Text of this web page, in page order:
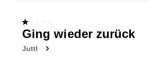
1 z 5 hvězdiček.
Ging wieder zurück
Juttl